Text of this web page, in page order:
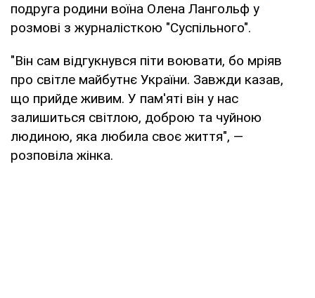
подруга родини воїна Олена Лангольф у
розмові з журналісткою "Суспільного".
"Він сам відгукнувся піти воювати, бо мріяв
про світле майбутнє України. Завжди казав,
що прийде живим. У пам'яті він у нас
залишиться світлою, доброю та чуйною
людиною, яка любила своє життя", —
розповіла жінка.